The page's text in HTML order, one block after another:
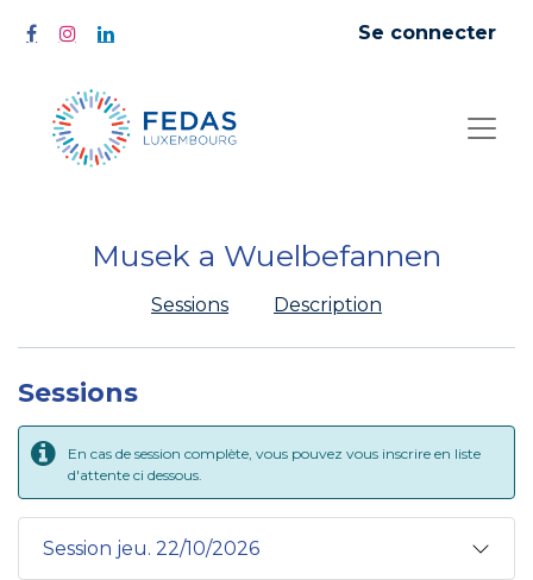
Se connecter
Musek a Wuelbefannen
Sessions Description
Sessions
En cas de session complète, vous pouvez vous inscrire en liste
d'attente ci dessous.
Session jeu. 22/10/2026